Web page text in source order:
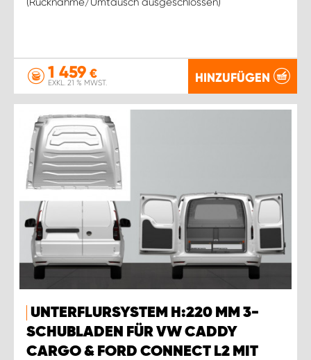
1 459 €
EXKL. 21 % MWST. HINZUFÜGEN
UNTERFLURSYSTEM H:220 MM 3-
SCHUBLADEN FÜR VW CADDY
CARGO & FORD CONNECT L2 MIT